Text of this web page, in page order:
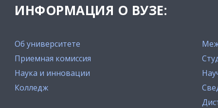
ИНФОРМАЦИЯ О ВУЗЕ:
Об университете
Приемная комиссия
Наука и инновации
Колледж